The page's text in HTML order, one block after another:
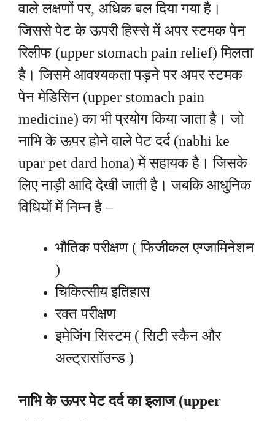
वाले लक्षणों पर, अधिक बल दिया गया है।
जिससेपेट के ऊपरी हिस्से में अपर स्टमक पेन
रिलीफ (upper stomach pain relief) मिलता
है। जिसमे आवश्यकता पड़ने परअपर स्टमक
पेन मेडिसिन (upper stomach pain
medicine) का भी प्रयोग किया जाता है। जो
नाभि के ऊपर होने वाले पेट दर्द (nabhi ke
upar pet dard hona) में सहायक है। जिसके
लिए नाड़ी आदि देखी जाती है। जबकि आधुनिक
विधियों में निम्न है –
भौतिक परीक्षण ( फिजीकल एग्जामिनेशन
)
चिकित्सीय इतिहास
रक्त परीक्षण
इमेजिंग सिस्टम ( सिटी स्कैन और
अल्ट्रासॉउन्ड )
नाभि के ऊपर पेट दर्द का इलाज (upper